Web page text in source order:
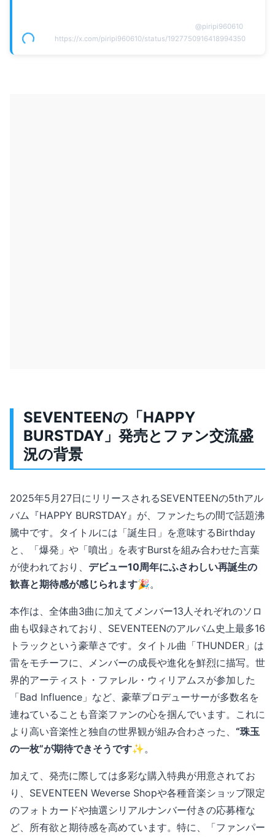
@piripi960610
https://x.com/piripi960610/status/1927750916418994350
SEVENTEENの「HAPPY
BURSTDAY」発売とファン交流盛
況の背景
2025年5月27日にリリースされるSEVENTEENの5thアル
バム『HAPPY BURSTDAY』が、ファンたちの間で話題沸
騰中です。タイトルには「誕生日」を意味するBirthday
と、「爆発」や「噴出」を表すBurstを組み合わせた言葉
が使われており、 デビュー10周年にふさわしい再誕生の
歓喜と期待感が感じられます🎉。
本作は、全体曲3曲に加えてメンバー13人それぞれのソロ
曲も収録されており、SEVENTEENのアルバム史上最多16
トラックという豪華さです。タイトル曲「THUNDER」は
雷をモチーフに、メンバーの成長や進化を鮮烈に描写。世
界的アーティスト・ファレル・ウィリアムスが参加した
「Bad Influence」など、豪華プロデューサーが多数名を
連ねていることも音楽ファンの心を掴んでいます。これに
より高い音楽性と独自の世界観が組み合わさった、 “珠玉
の一枚”が期待できそうです✨。
加えて、発売に際しては多彩な購入特典が用意されてお
り、SEVENTEEN Weverse Shopや各種音楽ショップ限定
のフォトカードや抽選シリアルナンバー付きの応募権な
ど、所有欲と期待感を高めています。特に、「ファンパー